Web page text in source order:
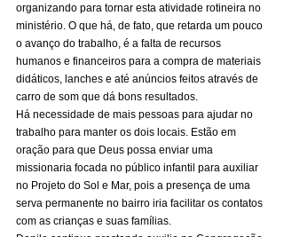
organizando para tornar esta atividade rotineira no
ministério. O que há, de fato, que retarda um pouco
o avanço do trabalho, é a falta de recursos
humanos e financeiros para a compra de materiais
didáticos, lanches e até anúncios feitos através de
carro de som que dá bons resultados.
Há necessidade de mais pessoas para ajudar no
trabalho para manter os dois locais. Estão em
oração para que Deus possa enviar uma
missionaria focada no público infantil para auxiliar
no Projeto do Sol e Mar, pois a presença de uma
serva permanente no bairro iria facilitar os contatos
com as crianças e suas famílias.